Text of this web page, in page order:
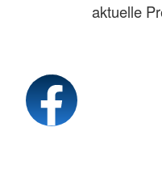
aktuelle